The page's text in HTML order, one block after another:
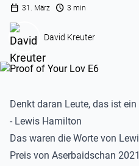
calendar_today 31. März schedule 3 min
David Kreuter
Denkt daran Leute, das ist
- Lewis Hamilton
Das waren die Worte von
Preis von Aserbaidschan